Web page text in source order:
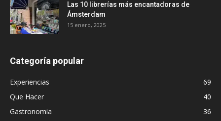
Las 10 librerías más encantadoras de
Ámsterdam
15 enero, 2025
Categoría popular
Experiencias
69
Que Hacer
40
Gastronomia
36